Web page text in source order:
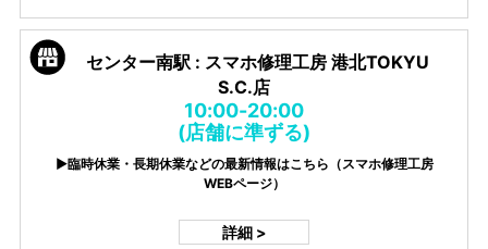
センター南駅 : スマホ修理工房 港北TOKYU
S.C.店
10:00-20:00
(店舗に準ずる)
▶臨時休業・長期休業などの最新情報はこちら（スマホ修理工房
WEBページ）
詳細 >